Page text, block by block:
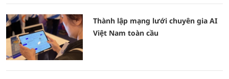
Thành lập mạng lưới chuyên gia AI
Việt Nam toàn cầu